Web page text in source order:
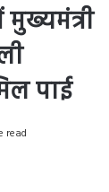
पाई
read